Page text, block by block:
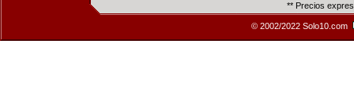
** Precios
© 2002/2022 Solo10.com